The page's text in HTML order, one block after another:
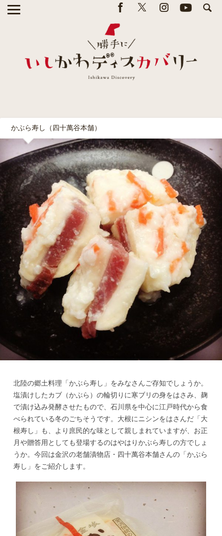
かぶら寿し（四十萬谷本舗）
北陸の郷土料理「かぶら寿し」をみなさんご存知でしょうか。
塩漬けしたカブ（かぶら）の輪切りに寒ブリの身をはさみ、麹
で漬け込み発酵させたもので、石川県を中心に江戸時代から食
べられている冬のごちそうです。大根にニシンをはさんだ「大
根寿し」も、より庶民的な味として親しまれていますが、お正
月や贈答用としても登場するのはやはりかぶら寿しの方でしょ
うか。今回は金沢の老舗漬物店・四十萬谷本舗さんの「かぶら
寿し」をご紹介します。